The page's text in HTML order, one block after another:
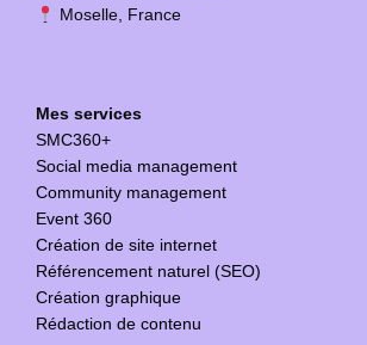
Moselle, France
Mes services
SMC360+
Social media management
Community management
Event 360
Création de site internet
Référencement naturel (SEO)
Création graphique
Rédaction de contenu